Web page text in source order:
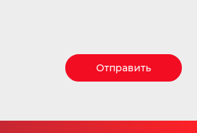
Отправить